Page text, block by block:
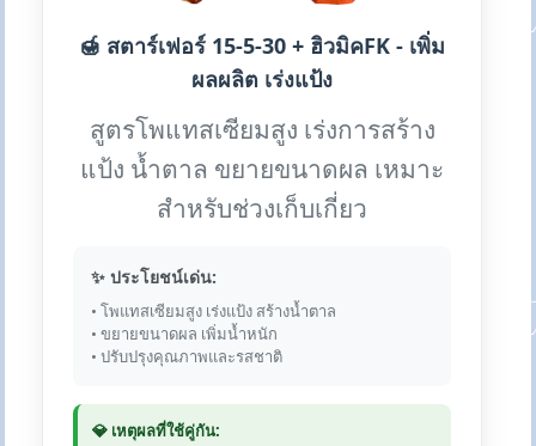
🍯 สตาร์เฟอร์ 15-5-30 + ฮิวมิคFK - เพิ่ม
ผลผลิต เร่งแป้ง
สูตรโพแทสเซียมสูง เร่งการสร้าง
แป้ง น้ำตาล ขยายขนาดผล เหมาะ
สำหรับช่วงเก็บเกี่ยว
✨ ประโยชน์เด่น:
• โพแทสเซียมสูง เร่งแป้ง สร้างน้ำตาล
• ขยายขนาดผล เพิ่มน้ำหนัก
• ปรับปรุงคุณภาพและรสชาติ
💎 เหตุผลที่ใช้คู่กัน: